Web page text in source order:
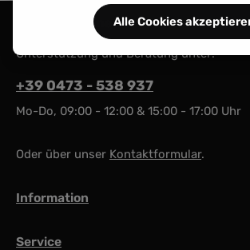
Service-Hotline
Unterstützung und Beratung unter:
+39 0473 - 538 937
Mo-Do, 09:00 - 12:00 & 15:00 - 17:00 Uhr
Oder über unser Kontaktformular.
Information
Service
Alle Cookies